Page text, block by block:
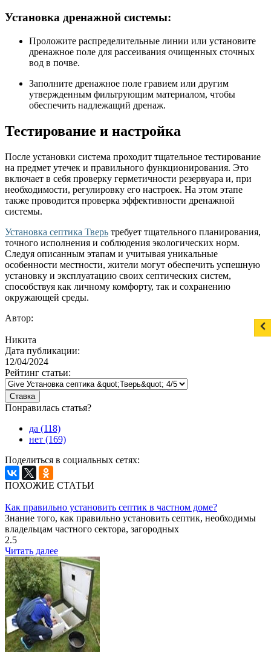
Установка дренажной системы:
Проложите распределительные линии или установите
дренажное поле для рассеивания очищенных сточных
вод в почве.
Заполните дренажное поле гравием или другим
утвержденным фильтрующим материалом, чтобы
обеспечить надлежащий дренаж.
Тестирование и настройка
После установки система проходит тщательное тестирование
на предмет утечек и правильного функционирования. Это
включает в себя проверку герметичности резервуара и, при
необходимости, регулировку его настроек. На этом этапе
также проводится проверка эффективности дренажной
системы.
Установка септика Тверь требует тщательного планирования,
точного исполнения и соблюдения экологических норм.
Следуя описанным этапам и учитывая уникальные
особенности местности, жители могут обеспечить успешную
установку и эксплуатацию своих септических систем,
способствуя как личному комфорту, так и сохранению
окружающей среды.
Автор:
Никита
Дата публикации:
12/04/2024
Рейтинг статьи:
Понравилась статья?
да (118)
нет (169)
Поделиться в социальных сетях:
ПОХОЖИЕ СТАТЬИ
Как правильно установить септик в частном доме?
Знание того, как правильно установить септик, необходимы
владельцам частного сектора, загородных
2.5
Читать далее